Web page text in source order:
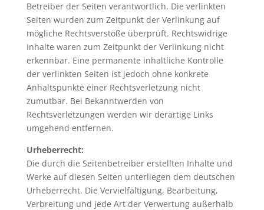
Betreiber der Seiten verantwortlich. Die verlinkten
Seiten wurden zum Zeitpunkt der Verlinkung auf
mögliche Rechtsverstöße überprüft. Rechtswidrige
Inhalte waren zum Zeitpunkt der Verlinkung nicht
erkennbar. Eine permanente inhaltliche Kontrolle
der verlinkten Seiten ist jedoch ohne konkrete
Anhaltspunkte einer Rechtsverletzung nicht
zumutbar. Bei Bekanntwerden von
Rechtsverletzungen werden wir derartige Links
umgehend entfernen.
Urheberrecht:
Die durch die Seitenbetreiber erstellten Inhalte und
Werke auf diesen Seiten unterliegen dem deutschen
Urheberrecht. Die Vervielfältigung, Bearbeitung,
Verbreitung und jede Art der Verwertung außerhalb